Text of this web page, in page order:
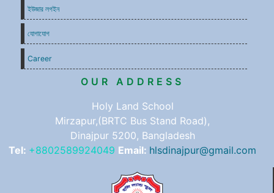
OUR ADDRESS
Holy Land School
Mirzapur,(BRTC Bus Stand Road),
Dinajpur 5200, Bangladesh
Tel: +8802589924049 Email: hlsdinajpur@gmail.com
ইউজার লগইন
যোগাযোগ
Career